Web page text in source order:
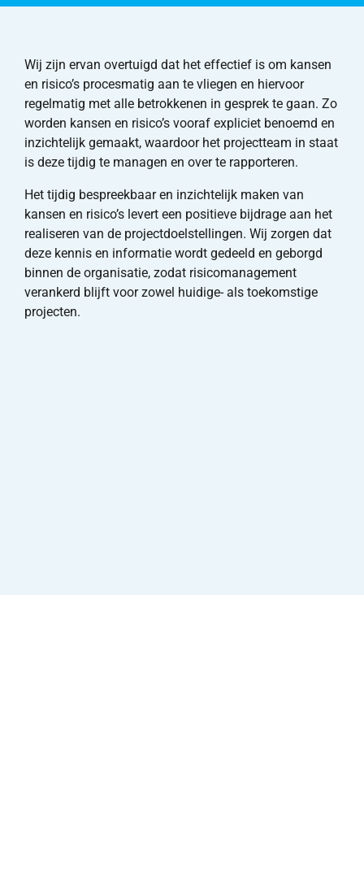
Wij zijn ervan overtuigd dat het effectief is om kansen
en risico’s procesmatig aan te vliegen en hiervoor
regelmatig met alle betrokkenen in gesprek te gaan. Zo
worden kansen en risico’s vooraf expliciet benoemd en
inzichtelijk gemaakt, waardoor het projectteam in staat
is deze tijdig te managen en over te rapporteren.
Het tijdig bespreekbaar en inzichtelijk maken van
kansen en risico’s levert een positieve bijdrage aan het
realiseren van de projectdoelstellingen. Wij zorgen dat
deze kennis en informatie wordt gedeeld en geborgd
binnen de organisatie, zodat risicomanagement
verankerd blijft voor zowel huidige- als toekomstige
projecten.